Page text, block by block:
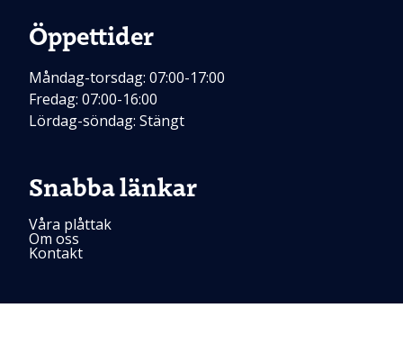
Öppettider
Måndag-torsdag: 07:00-17:00
Fredag: 07:00-16:00
Lördag-söndag: Stängt
Snabba länkar
Våra plåttak
Om oss
Kontakt